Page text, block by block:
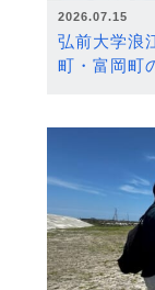
2026.07.15
弘前大学浪
町・富岡町